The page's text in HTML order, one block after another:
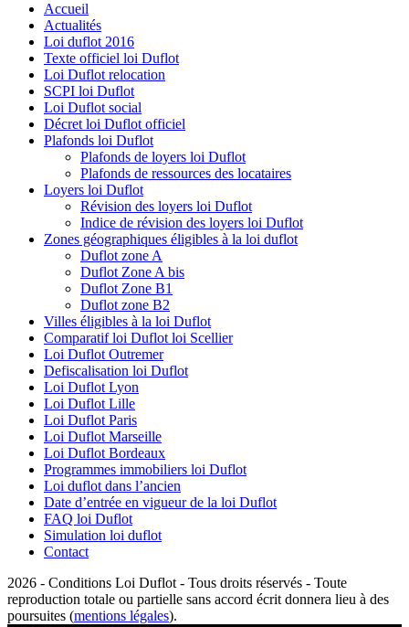
Accueil
Actualités
Loi duflot 2016
Texte officiel loi Duflot
Loi Duflot relocation
SCPI loi Duflot
Loi Duflot social
Décret loi Duflot officiel
Plafonds loi Duflot
Plafonds de loyers loi Duflot
Plafonds de ressources des locataires
Loyers loi Duflot
Révision des loyers loi Duflot
Indice de révision des loyers loi Duflot
Zones géographiques éligibles à la loi duflot
Duflot zone A
Duflot Zone A bis
Duflot Zone B1
Duflot zone B2
Villes éligibles à la loi Duflot
Comparatif loi Duflot loi Scellier
Loi Duflot Outremer
Defiscalisation loi Duflot
Loi Duflot Lyon
Loi Duflot Lille
Loi Duflot Paris
Loi Duflot Marseille
Loi Duflot Bordeaux
Programmes immobiliers loi Duflot
Loi duflot dans l’ancien
Date d’entrée en vigueur de la loi Duflot
FAQ loi Duflot
Simulation loi duflot
Contact
2026 - Conditions Loi Duflot - Tous droits réservés - Toute
reproduction totale ou partielle sans accord écrit donnera lieu à des
poursuites (mentions légales).